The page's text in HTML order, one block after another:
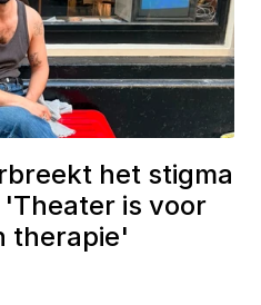
het stigma
is voor
therapie'